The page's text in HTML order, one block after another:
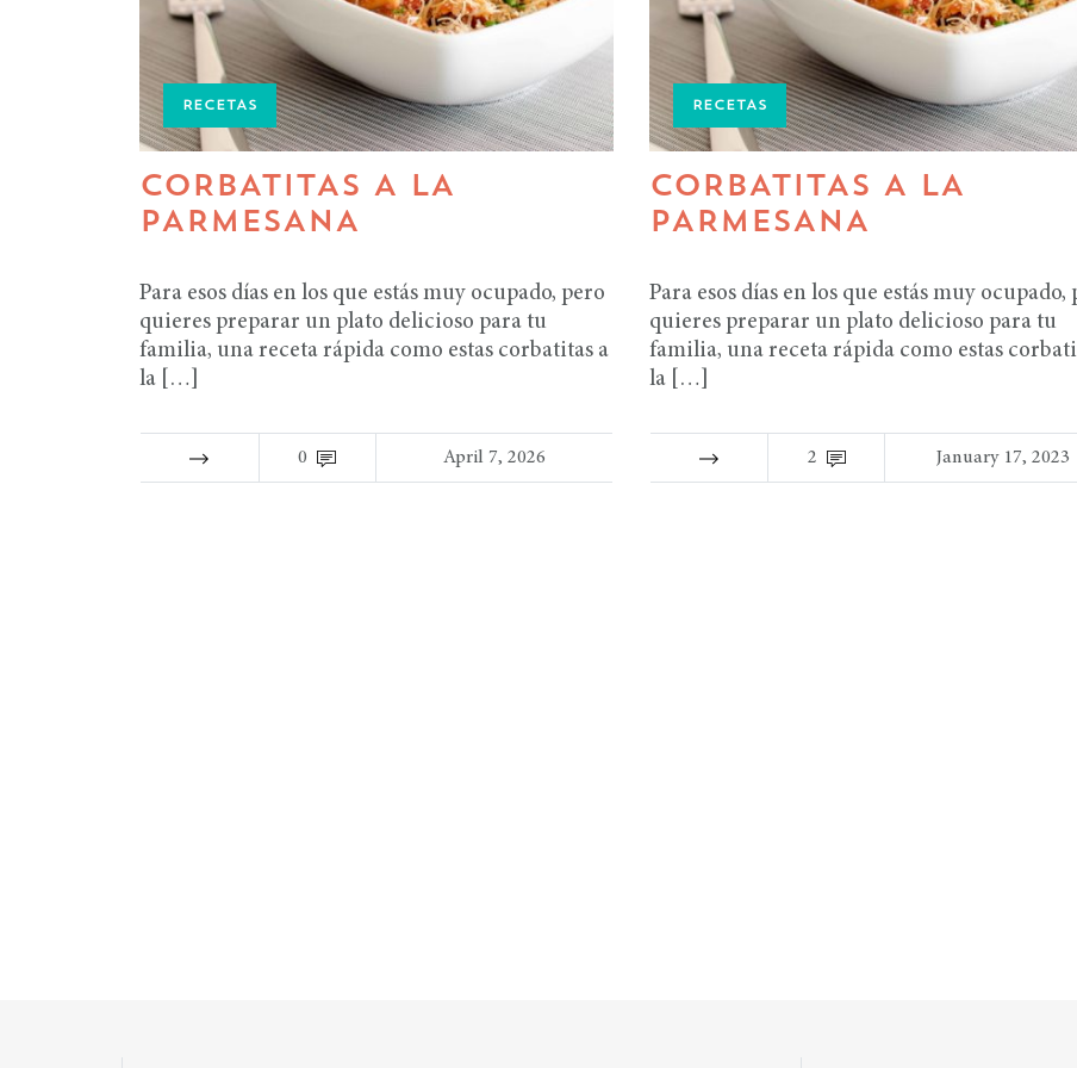
RECETAS
CORBATITAS A LA
PARMESANA
Para esos días en los que estás muy ocupado, pero
quieres preparar un plato delicioso para tu
familia, una receta rápida como estas corbatitas a
la […]
0 April 7, 2026
RECETAS
CORBATITAS A LA
PARMESANA
Para esos días en los que estás muy ocupado,
quieres preparar un plato delicioso para tu
familia, una receta rápida como estas
la […]
2 January 17, 2023